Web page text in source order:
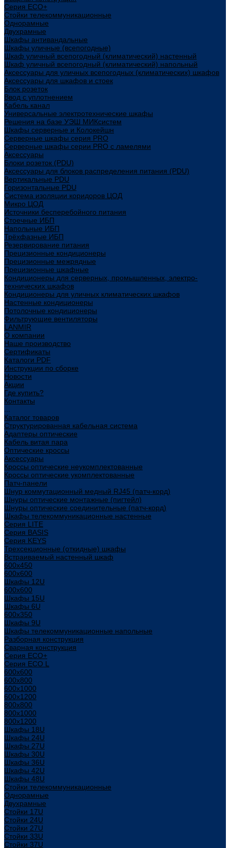
Серия ECO+
Стойки телекоммуникационные
Однорамные
Двухрамные
Шкафы антивандальные
Шкафы уличные (всепогодные)
Шкаф уличный всепогодный (климатический) настенный
Шкаф уличный всепогодный (климатический) напольный
Аксессуары для уличных всепогодных (климатических) шкафов
Аксессуары для шкафов и стоек
Блок розеток
Ввод с уплотнением
Кабель канал
Универсальные электротехнические шкафы
Решения на базе УЭШ МИКсистем
Шкафы серверные и Колокейшн
Серверные шкафы серия PRO
Серверные шкафы серии PRO с ламелями
Аксессуары
Блоки розеток (PDU)
Аксессуары для блоков распределения питания (PDU)
Вертикальные PDU
Горизонтальные PDU
Система изоляции коридоров ЦОД
Микро ЦОД
Источники бесперебойного питания
Стоечные ИБП
Напольные ИБП
Трёхфазные ИБП
Резервирование питания
Прецизионные кондиционеры
Прецизионные межрядные
Прецизионные шкафные
Кондиционеры для серверных, промышленных, электро-
технических шкафов
Кондиционеры для уличных климатических шкафов
Настенные кондиционеры
Потолочные кондиционеры
Фильтрующие вентиляторы
LANMIR
О компании
Наше производство
Сертификаты
Каталоги PDF
Инструкции по сборке
Новости
Акции
Где купить?
Контакты
Каталог товаров
Структурированная кабельная система
Адаптеры оптические
Кабель витая пара
Оптические кроссы
Аксессуары
Кроссы оптические неукомплектованные
Кроссы оптические укомплектованные
Патч-панели
Шнур коммутационный медный RJ45 (патч-корд)
Шнуры оптические монтажные (пигтейл)
Шнуры оптические соединительные (патч-корд)
Шкафы телекоммуникационные настенные
Cерия LITE
Cерия BASIS
Cерия KEYS
Трехсекционные (откидные) шкафы
Встраиваемый настенный шкаф
600x450
600x600
Шкафы 12U
600x600
Шкафы 15U
Шкафы 6U
600x350
Шкафы 9U
Шкафы телекоммуникационные напольные
Разборная конструкция
Сварная конструкция
Серия ECO+
Серия ECO L
600x600
600x800
600х1000
600х1200
800x800
800х1000
800х1200
Шкафы 18U
Шкафы 24U
Шкафы 27U
Шкафы 30U
Шкафы 36U
Шкафы 42U
Шкафы 48U
Стойки телекоммуникационные
Однорамные
Двухрамные
Стойки 17U
Стойки 24U
Стойки 27U
Стойки 33U
Стойки 37U